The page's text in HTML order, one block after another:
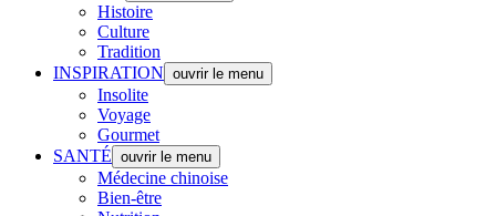
Histoire
Culture
Tradition
INSPIRATION ouvrir le menu
Insolite
Voyage
Gourmet
SANTÉ ouvrir le menu
Médecine chinoise
Bien-être